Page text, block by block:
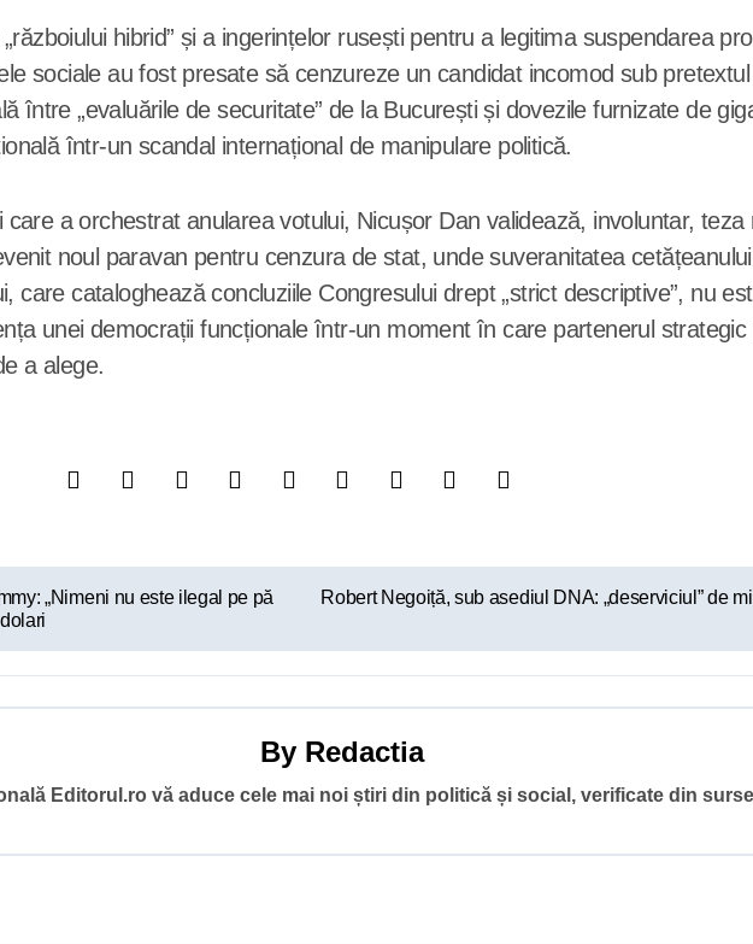
hibrid” și a ingerințelor rusești pentru a legitima suspendarea
sociale au fost presate să cenzureze un candidat incomod sub
între „evaluările de securitate” de la București și dovezile furnizate de
într-un scandal internațional de manipulare politică.
a orchestrat anularea votului, Nicușor Dan validează, involuntar,
noul paravan pentru cenzura de stat, unde suveranitatea
care cataloghează concluziile Congresului drept „strict descriptive”, nu
unei democrații funcționale într-un moment în care partenerul strategic
a alege.
„Nimeni nu este ilegal pe pă
Robert Negoiță, sub asediul DNA: „deserviciul” de
By Redactia
Editorul.ro vă aduce cele mai noi știri din politică și social, verificate din